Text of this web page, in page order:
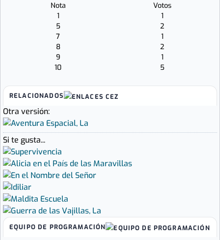
Nota
Votos
1
1
5
2
7
1
8
2
9
1
10
5
RELACIONADOS
Otra versión:
Si te gusta...
EQUIPO DE PROGRAMACIÓN